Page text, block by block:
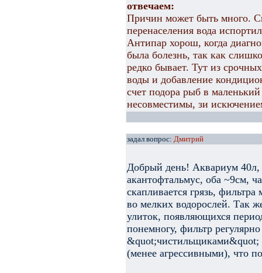
отвечаем:
Причин может быть много.
перенаселения вода
Антипар хорош, когда
была болезнь, так как
редко бывает. Тут из
воды и добавление
счет подора рыб в
несовместимы, зи
задал вопрос: Дмитрий
Добрый день! Аквариум 40л,
акантофтальмус, оба ~9см,
скапливается грязь,
во мелких водорослей. Так
улиток, появляющихся
понемногу, фильтр
&quot;чистильщиками&quot;
(менее агрессивными), что